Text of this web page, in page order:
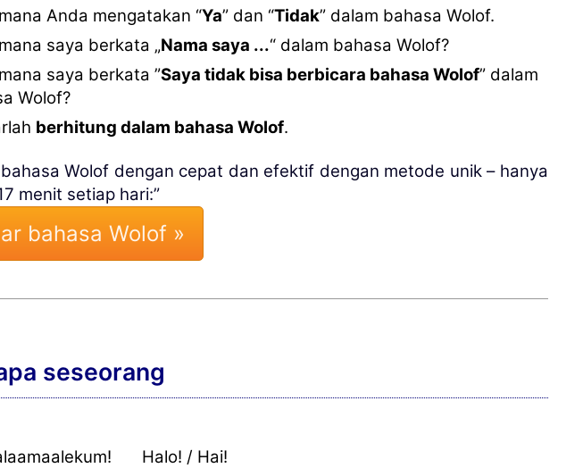
Anda mengatakan “Ya” dan “Tidak” dalam bahasa Wolof.
saya berkata „Nama saya ...“ dalam bahasa Wolof?
saya berkata ”Saya tidak bisa berbicara bahasa Wolof” dalam
Wolof?
berhitung dalam bahasa Wolof.
bahasa Wolof dengan cepat dan efektif dengan metode unik – hanya
menit setiap hari:”
bahasa Wolof »
seseorang
Halo! / Hai!